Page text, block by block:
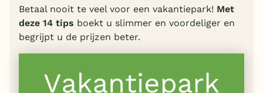
Betaal nooit te veel voor een vakantiepark! Met
deze 14 tips boekt u slimmer en voordeliger en
begrijpt u de prijzen beter.